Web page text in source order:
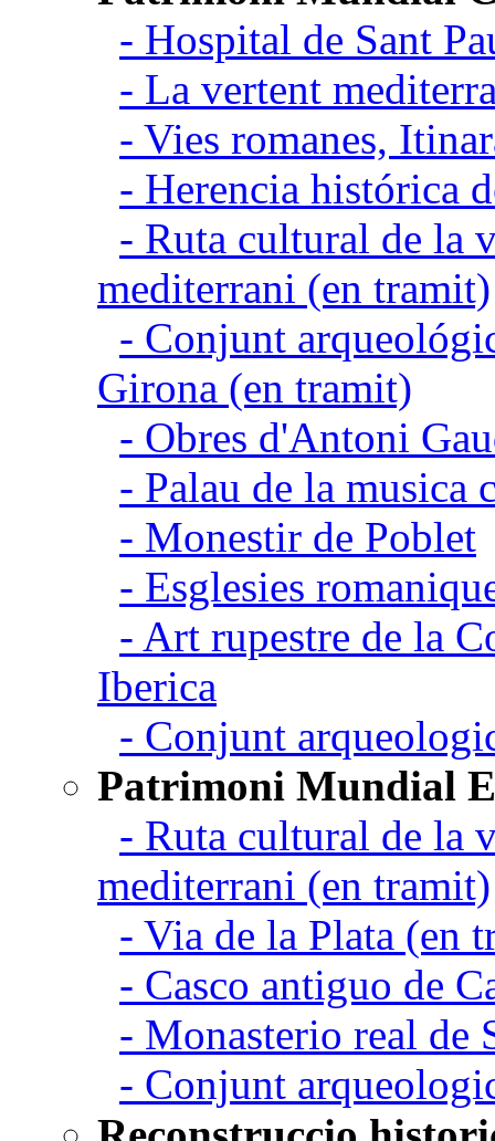
- Hospital de Sant
- La vertent
- Vies romanes,
- Herencia histórica
- Ruta cultural de la
mediterrani (en tramit)
- Conjunt
Girona (en tramit)
- Obres d'Antoni
- Palau de la musica
- Monestir de Poblet
- Esglesies
- Art rupestre de la
Iberica
- Conjunt
Patrimoni Mundial
- Ruta cultural de la
mediterrani (en tramit)
- Via de la Plata (en
- Casco antiguo de
- Monasterio real de
- Conjunt